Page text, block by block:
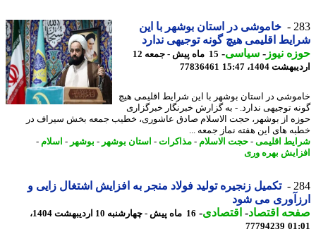
خاموشی در استان بوشهر با این
اقلیمی هیچ گونه توجیهی ندارد
نیوز-سیاسی-
15 ماه پیش - جمعه 12
1404، 15:47
77836461
در استان بوشهر با این شرایط اقلیمی هیچ
توجیهی ندارد. - به گزارش خبرنگار خبرگزاری
از بوشهر، حجت الاسلام صادق عاشوری، خطیب جمعه بخش سیراف در
های این هفته نماز جمعه ...
اقلیمی-حجت الاسلام-مذاکرات- استان بوشهر-بوشهر-اسلام-
بهره وری
تکمیل زنجیره تولید فولاد منجر به افزایش اشتغال زایی و
می شود
اقتصاد-اقتصادی-
16 ماه پیش - چهارشنبه 10 اردیبهشت 1404،
77794239